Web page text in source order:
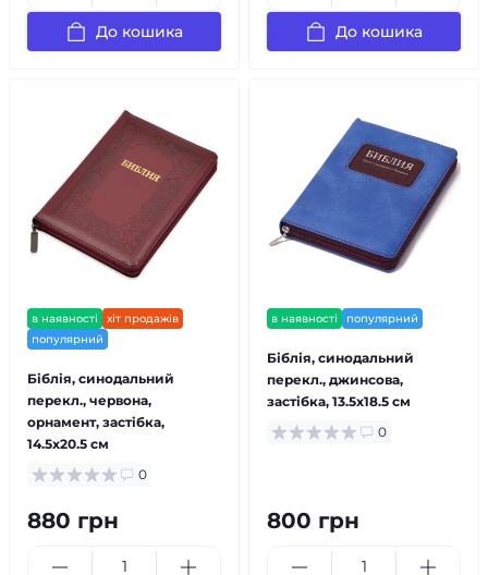
До кошика До кошика
в наявності
хіт продажів
популярний
Біблія, синодальний
перекл., червона,
орнамент, застібка,
14.5x20.5 см
0
880 грн
в наявності популярний
Біблія, синодальний
перекл., джинсова,
застібка, 13.5x18.5 см
0
800 грн